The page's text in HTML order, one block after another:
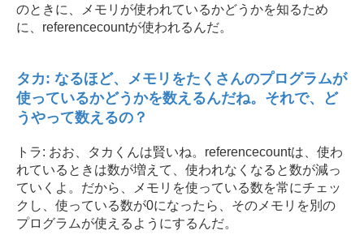
のときに、メモリが使われているかどうかを知るため
に、referencecountが使われるんだ。
タカ: なるほど、メモリをたくさんのプログラムが
使っているかどうかを数えるんだね。それで、ど
うやって数えるの？
トラ: おお、タカくんは賢いね。referencecountは、使わ
れているときは数が増えて、使われなくなると数が減っ
ていくよ。だから、メモリを使っている数を常にチェッ
クし、使っている数が0になったら、そのメモリを別の
プログラムが使えるようにするんだ。